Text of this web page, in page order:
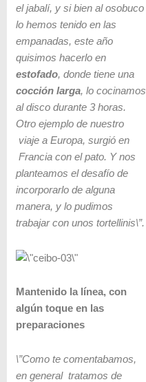
el jabalí, y si bien al osobuco
lo hemos tenido en las
empanadas, este año
quisimos hacerlo en
estofado, donde tiene una
cocción larga, lo cocinamos
al disco durante 3 horas.
Otro ejemplo de nuestro
viaje a Europa, surgió en
Francia con el pato. Y nos
planteamos el desafío de
incorporarlo de alguna
manera, y lo pudimos
trabajar con unos tortellinis\”.
Mantenido la línea, con
algún toque en las
preparaciones
\”Como te comentabamos,
en general tratamos de